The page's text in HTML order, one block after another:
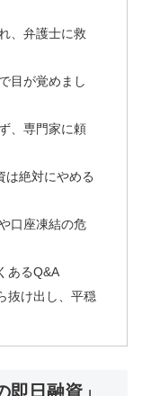
、弁護士に救
目が覚めまし
、専門家に頼
絶対にやめる
口座凍結の危
あるQ&A
抜け出し、平穏
日融資」